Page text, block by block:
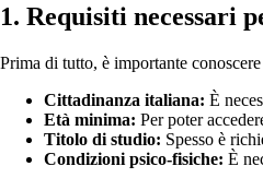
1. Requisiti necessari
Prima di tutto, è importante
Cittadinanza italiana: È
Età minima: Per poter
Titolo di studio: Spesso è
Condizioni psico-fisiche: È